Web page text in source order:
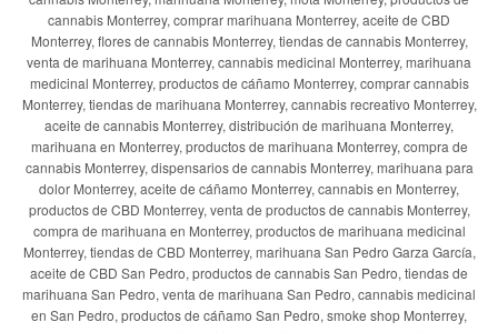
cannabis Monterrey, comprar marihuana Monterrey, aceite de CBD
Monterrey, flores de cannabis Monterrey, tiendas de cannabis Monterrey,
venta de marihuana Monterrey, cannabis medicinal Monterrey, marihuana
medicinal Monterrey, productos de cáñamo Monterrey, comprar cannabis
Monterrey, tiendas de marihuana Monterrey, cannabis recreativo Monterrey,
aceite de cannabis Monterrey, distribución de marihuana Monterrey,
marihuana en Monterrey, productos de marihuana Monterrey, compra de
cannabis Monterrey, dispensarios de cannabis Monterrey, marihuana para
dolor Monterrey, aceite de cáñamo Monterrey, cannabis en Monterrey,
productos de CBD Monterrey, venta de productos de cannabis Monterrey,
compra de marihuana en Monterrey, productos de marihuana medicinal
Monterrey, tiendas de CBD Monterrey, marihuana San Pedro Garza García,
aceite de CBD San Pedro, productos de cannabis San Pedro, tiendas de
marihuana San Pedro, venta de marihuana San Pedro, cannabis medicinal
en San Pedro, productos de cáñamo San Pedro, smoke shop Monterrey,